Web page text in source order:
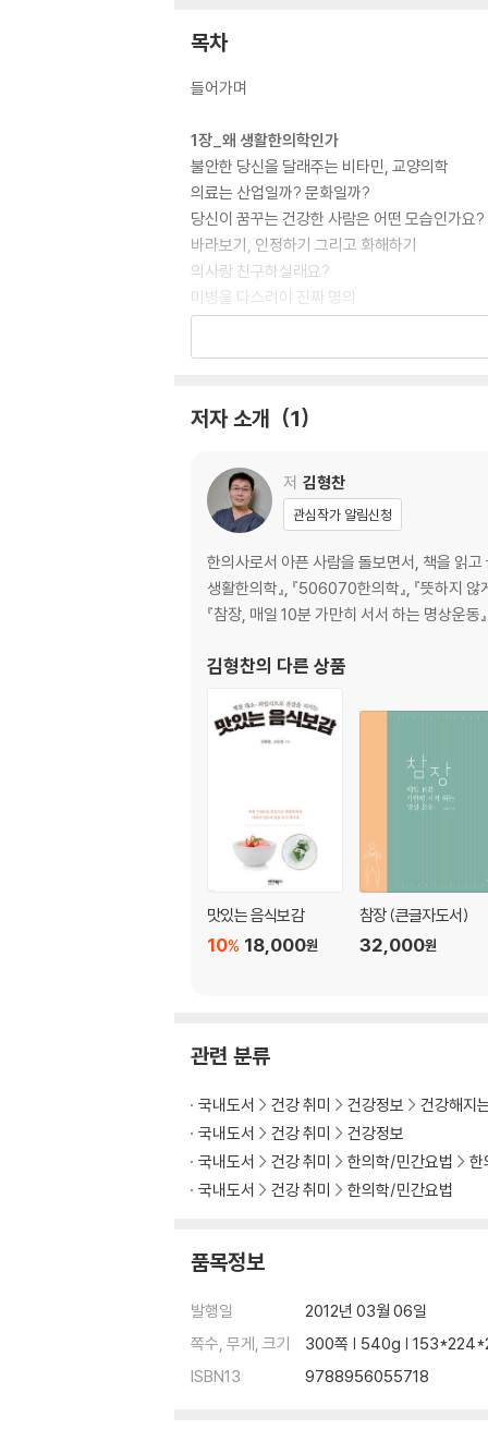
목차
들어가며
1장_왜 생활한의학인가
불안한 당신을 달래주는 비타민, 교양의학
의료는 산업일까? 문화일까?
당신이 꿈꾸는 건강한 사람은 어떤 모습인가요?
바라보기, 인정하기 그리고 화해하기
의사랑 친구하실래요?
미병을 다스려야 진짜 명의
성인병의 시대를 넘어 '생활습관병'의 시대로
한의학, 어디까지 아시나요?
한의학 종결자-음양오행과 기
한의학이 바라보는 몸
한의학적 인체의 화룡점정, 기
한의학의 치료 원리
부록. 알고 보면 별것 아닌 한의학 용어들
부록. 이것이 궁금해요. 한의학 Q&A
3장_평범하지만 강력한 하루 건강법
하루가 쌓이고 쌓여서 건강한 삶으로
부록. 생활습관으로 지키는 건강 체조
내 몸의 70%, 물
건강한 피부, 하얀 치아를 위해
아직도 한 끼 때우시나요?
부록. 스트레스, 한의학에서는 어떻게 볼까요?
잘 마시면 천하제일의 약, 술
힘든 오늘을 씻는 현명한 방법
내일을 위해, Good night!
부록. 『동의보감』의 잘 자는 법
부록. 주말에는 수렵채취의 신석기인으로 돌아
마음속에 작은 파문을 일으키세요
4장_교양인의 건강비법, 약차
이 차에 담긴 뜻을 아시나요?
전통의 약차를 편하고 모던하게 즐기는 법
골라 마시는 재미가 있는 약차
저자 소개 1
저 김형찬
관심작가 알림신청
한의사로서 아픈 사람을 돌보면서, 책을 읽고
생활한의학』, 『506070한의학』, 『뜻하지
『참장, 매일 10분 가만히 서서 하는 명상운
김형찬의 다른 상품
맛있는 음식보감
18,000원
10%
참장 (큰글자도서)
32,000원
관련 분류
국내도서 건강 취미 건강정보
건강해지
국내도서
건강 취미
건강정보
국내도서
건강 취미 한의학/민간요법
한
국내도서
건강 취미 한의학/민간요법
품목정보
발행일
2012년 03월 06일
쪽수, 무게, 크기
300쪽 | 540g |
ISBN13
9788956055718